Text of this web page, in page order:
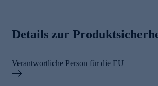
Details zur
Verantwortliche Person für die EU